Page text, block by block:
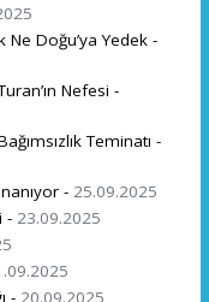
Ne Doğu’ya Yedek -
Nefesi -
Teminatı -
- 25.09.2025
- 23.09.2025
- 20.09.2025